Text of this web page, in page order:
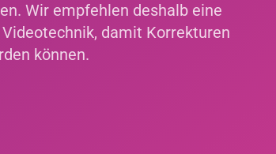
Wir empfehlen deshalb eine
damit Korrekturen
können.